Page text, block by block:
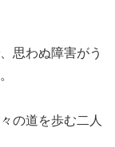
思わぬ障害がう
の道を歩む二人